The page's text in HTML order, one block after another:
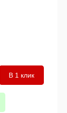
В 1 клик